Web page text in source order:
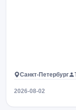
Санкт-Петербург
2026-08-02